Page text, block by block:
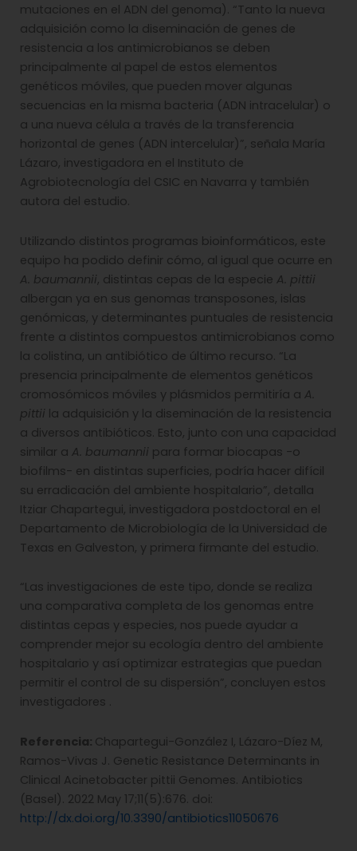
mutaciones en el ADN del genoma). “Tanto la nueva
adquisición como la diseminación de genes de
resistencia a los antimicrobianos se deben
principalmente al papel de estos elementos
genéticos móviles, que pueden mover algunas
secuencias en la misma bacteria (ADN intracelular) o
a una nueva célula a través de la transferencia
horizontal de genes (ADN intercelular)”, señala María
Lázaro, investigadora en el Instituto de
Agrobiotecnología del CSIC en Navarra y también
autora del estudio.
Utilizando distintos programas bioinformáticos, este
equipo ha podido definir cómo, al igual que ocurre en
A. baumannii, distintas cepas de la especie A. pittii
albergan ya en sus genomas transposones, islas
genómicas, y determinantes puntuales de resistencia
frente a distintos compuestos antimicrobianos como
la colistina, un antibiótico de último recurso. “La
presencia principalmente de elementos genéticos
cromosómicos móviles y plásmidos permitiría a A.
pittii la adquisición y la diseminación de la resistencia
a diversos antibióticos. Esto, junto con una capacidad
similar a A. baumannii para formar biocapas -o
biofilms- en distintas superficies, podría hacer difícil
su erradicación del ambiente hospitalario”, detalla
Itziar Chapartegui, investigadora postdoctoral en el
Departamento de Microbiología de la Universidad de
Texas en Galveston, y primera firmante del estudio.
“Las investigaciones de este tipo, donde se realiza
una comparativa completa de los genomas entre
distintas cepas y especies, nos puede ayudar a
comprender mejor su ecología dentro del ambiente
hospitalario y así optimizar estrategias que puedan
permitir el control de su dispersión”, concluyen estos
investigadores .
Referencia: Chapartegui-González I, Lázaro-Díez M,
Ramos-Vivas J. Genetic Resistance Determinants in
Clinical Acinetobacter pittii Genomes. Antibiotics
(Basel). 2022 May 17;11(5):676. doi:
http://dx.doi.org/10.3390/antibiotics11050676